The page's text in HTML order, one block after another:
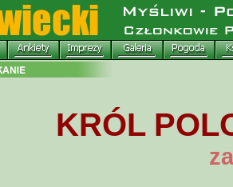
KRÓL